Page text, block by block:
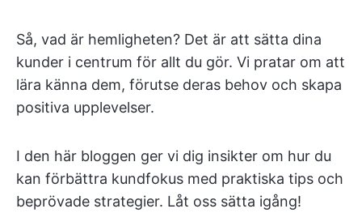
Så, vad är hemligheten? Det är att sätta dina
kunder i centrum för allt du gör. Vi pratar om att
lära känna dem, förutse deras behov och skapa
positiva upplevelser.
I den här bloggen ger vi dig insikter om hur du
kan förbättra kundfokus med praktiska tips och
beprövade strategier. Låt oss sätta igång!